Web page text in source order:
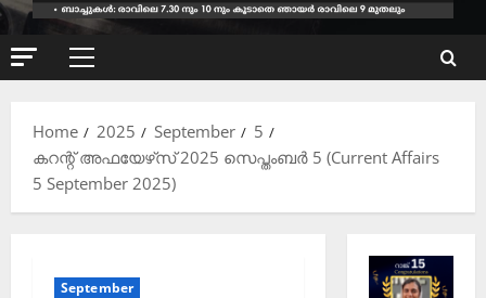
Primary
Home
2025 September
5
കറന്റ് അഫയേഴ്‌സ് 2025 സെപ്തംബര്‍ 5 (Current Affairs
5 September 2025)
September